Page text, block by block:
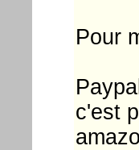
Pour
c'est